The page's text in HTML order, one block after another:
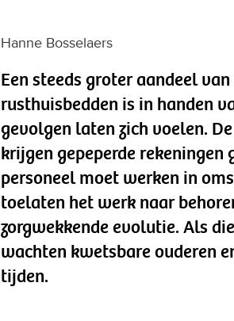
Hanne Bosselaers
Een steeds groter aandeel
rusthuisbedden is in handen
gevolgen laten zich voelen.
krijgen gepeperde rekeningen
personeel moet werken in
toelaten het werk naar
zorgwekkende evolutie. Als
wachten kwetsbare ouderen
tijden.